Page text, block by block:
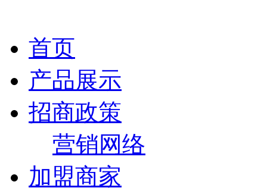
首页
产品展示
招商政策
营销网络
加盟商家